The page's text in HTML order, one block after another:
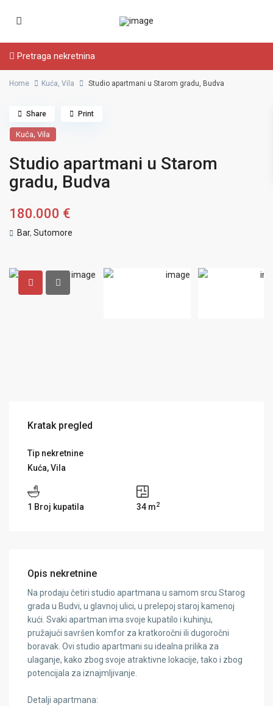
Pretraga nekretnina
Home Kuća,Vila Studio apartmani u Starom gradu, Budva
Kuća,Vila
Studio apartmani u Starom
gradu, Budva
180.000 €
Bar,Sutomore
Share Print
Kratak pregled
Tip nekretnine
Kuća,Vila
1 Broj kupatila 34 m2
Opis nekretnine
Na prodaju četiri studio apartmana u samom srcu Starog
grada u Budvi, u glavnoj ulici, u prelepoj staroj kamenoj
kući. Svaki apartman ima svoje kupatilo i kuhinju,
pružajući savršen komfor za kratkoročni ili dugoročni
boravak. Ovi studio apartmani su idealna prilika za
ulaganje, kako zbog svoje atraktivne lokacije, tako i zbog
potencijala za iznajmljivanje.
Detalji apartmana: